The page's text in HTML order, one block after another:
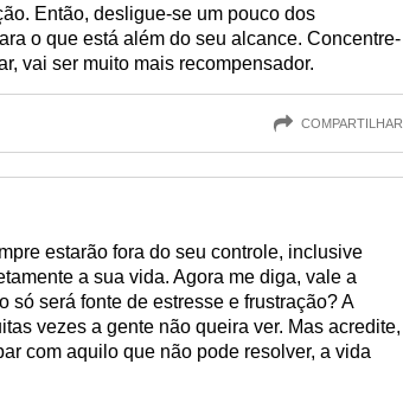
Então, desligue-se um pouco dos
o que está além do seu alcance. Concentre-
vai ser muito mais recompensador.
COMPARTILHAR
estarão fora do seu controle, inclusive
a sua vida. Agora me diga, vale a
só será fonte de estresse e frustração? A
vezes a gente não queira ver. Mas acredite,
com aquilo que não pode resolver, a vida